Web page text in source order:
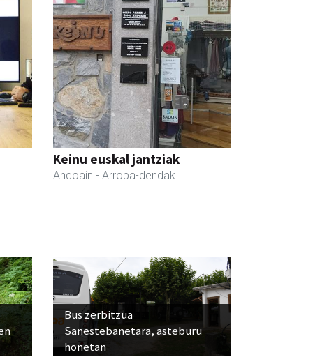
Keinu euskal jantziak
Andoain - Arropa-dendak
Bus zerbitzua
Sanestebanetara, asteburu
honetan